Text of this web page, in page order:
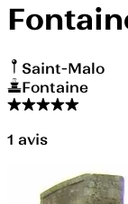
Saint-Malo
Fontaine
1 avis